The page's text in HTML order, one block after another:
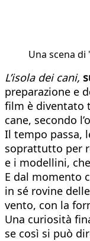
Una scena di
L’isola dei cani,
preparazione e
film è diventato
cane, secondo
Il tempo passa,
soprattutto per
e i modellini,
E dal momento
in sé rovine
vento, con la
Una curiosità
se così si può